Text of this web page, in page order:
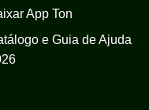
App Ton
e Guia de Ajuda